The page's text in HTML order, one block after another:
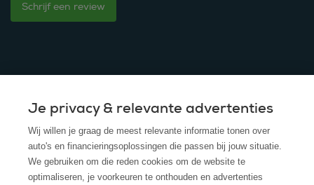
Schrijf een review
© 2025 - ROS Krediet Service
Algemene Voorwaarden
Disclaimer
Je privacy & relevante advertenties
Wij willen je graag de meest relevante informatie tonen over
auto's en financieringsoplossingen die passen bij jouw situatie.
We gebruiken om die reden cookies om de website te
optimaliseren, je voorkeuren te onthouden en advertenties